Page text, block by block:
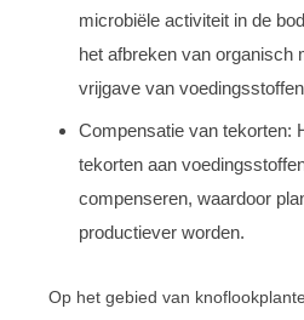
microbiële activiteit in de
het afbreken van organisch
vrijgave van
Compensatie van tekorten:
tekorten aan
compenseren, waardoor
productiever worden.
Op het gebied van